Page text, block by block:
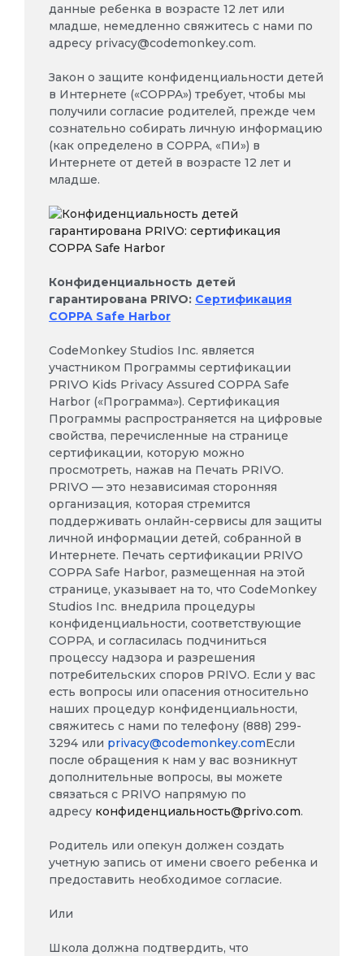
данные ребенка в возрасте 12 лет или
младше, немедленно свяжитесь с нами по
адресу privacy@codemonkey.com.
Закон о защите конфиденциальности детей
в Интернете («COPPA») требует, чтобы мы
получили согласие родителей, прежде чем
сознательно собирать личную информацию
(как определено в COPPA, «ПИ») в
Интернете от детей в возрасте 12 лет и
младше.
Конфиденциальность детей
гарантирована PRIVO: Сертификация
COPPA Safe Harbor
CodeMonkey Studios Inc. является
участником Программы сертификации
PRIVO Kids Privacy Assured COPPA Safe
Harbor («Программа»). Сертификация
Программы распространяется на цифровые
свойства, перечисленные на странице
сертификации, которую можно
просмотреть, нажав на Печать PRIVO.
PRIVO — это независимая сторонняя
организация, которая стремится
поддерживать онлайн-сервисы для защиты
личной информации детей, собранной в
Интернете. Печать сертификации PRIVO
COPPA Safe Harbor, размещенная на этой
странице, указывает на то, что CodeMonkey
Studios Inc. внедрила процедуры
конфиденциальности, соответствующие
COPPA, и согласилась подчиниться
процессу надзора и разрешения
потребительских споров PRIVO. Если у вас
есть вопросы или опасения относительно
наших процедур конфиденциальности,
свяжитесь с нами по телефону (888) 299-
3294 или privacy@codemonkey.comЕсли
после обращения к нам у вас возникнут
дополнительные вопросы, вы можете
связаться с PRIVO напрямую по
адресу конфиденциальность@privo.com.
Родитель или опекун должен создать
учетную запись от имени своего ребенка и
предоставить необходимое согласие.
Или
Школа должна подтвердить, что